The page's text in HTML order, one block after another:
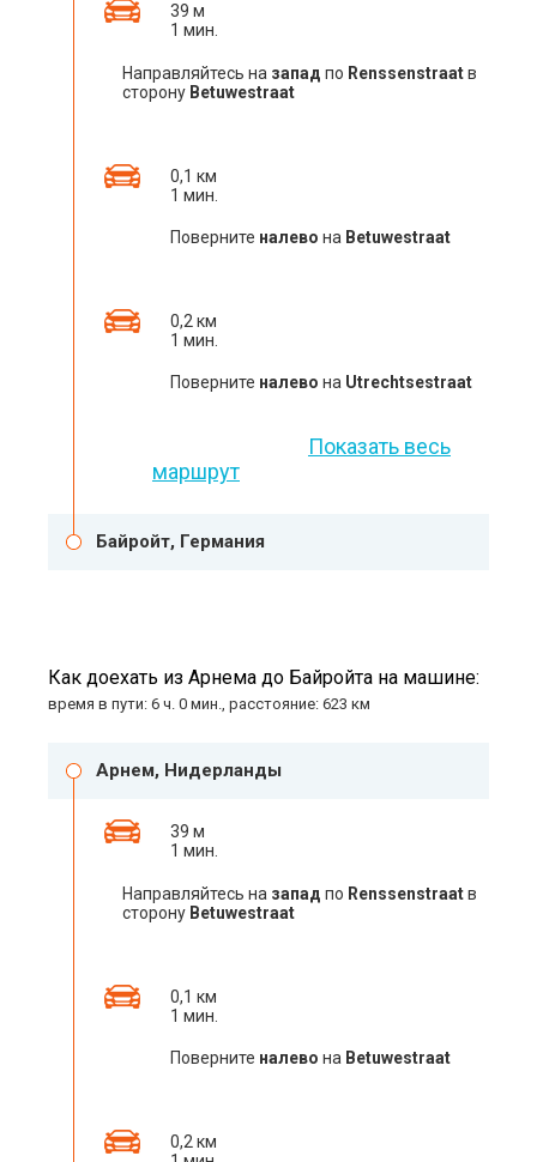
39 м
1 мин.
Направляйтесь на запад по Renssenstraatв
сторону Betuwestraat
0,1 км
1 мин.
Поверните налево на Betuwestraat
0,2 км
1 мин.
Поверните налево на Utrechtsestraat
Показать весь
маршрут
Байройт, Германия
Как доехать из Арнема до Байройта на машине:
время в пути: 6 ч. 0 мин., расстояние: 623 км
Арнем, Нидерланды
39 м
1 мин.
Направляйтесь на запад по Renssenstraatв
сторону Betuwestraat
0,1 км
1 мин.
Поверните налево на Betuwestraat
0,2 км